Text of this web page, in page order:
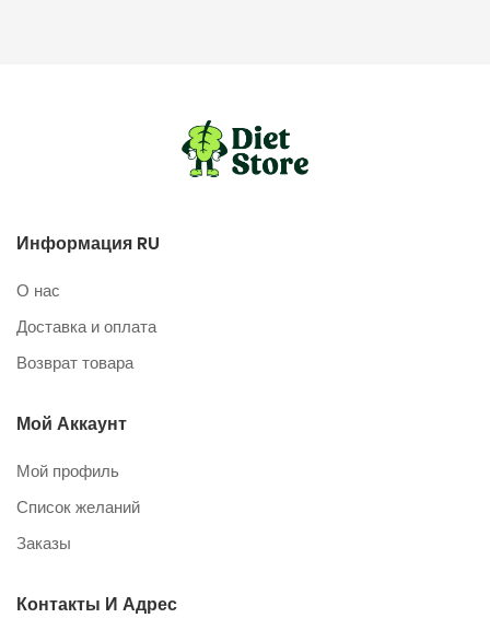
Информация RU
О нас
Доставка и оплата
Возврат товара
Мой Аккаунт
Мой профиль
Список желаний
Заказы
Контакты И Адрес